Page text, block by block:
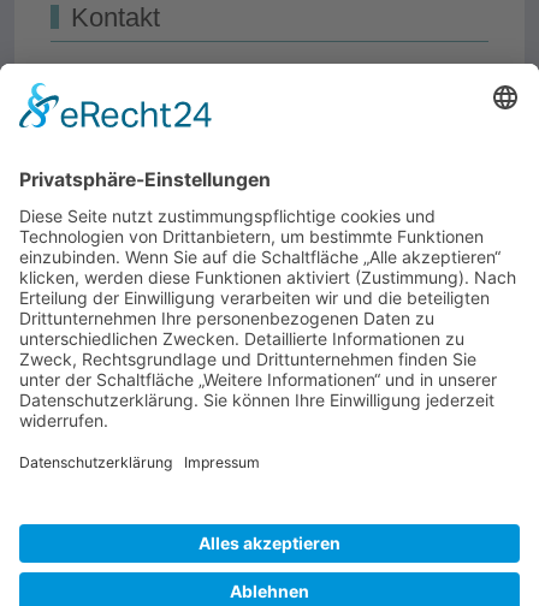
Kontakt
Dieses Formular ist durch Aimy Captcha-Less Form
Guardgeschützt.